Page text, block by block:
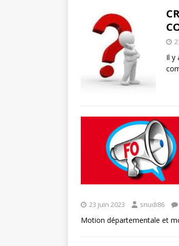
Il y
23 juin 2023 snudi86
Motion départementale et